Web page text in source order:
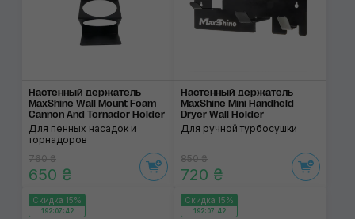
Настенный держатель
MaxShine Wall Mount Foam
Cannon And Tornador Holder
Для пенных насадок и
торнадоров
760 ₴
650 ₴
Настенный держатель
MaxShine Mini Handheld
Dryer Wall Holder
Для ручной турбосушки
850 ₴
720 ₴
Скидка 15%
192:07:42
Скидка 15%
192:07:42